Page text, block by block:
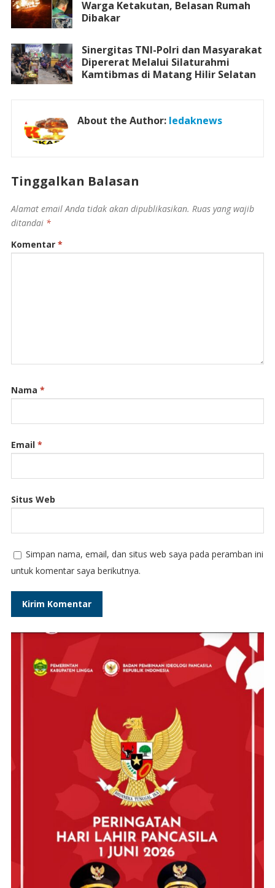
Warga Ketakutan, Belasan Rumah
Dibakar
Sinergitas TNI-Polri dan Masyarakat
Dipererat Melalui Silaturahmi
Kamtibmas di Matang Hilir Selatan
About the Author: ledaknews
Tinggalkan Balasan
Alamat email Anda tidak akan dipublikasikan. Ruas yang wajib
ditandai *
Komentar *
Nama *
Email *
Situs Web
Simpan nama, email, dan situs web saya pada peramban ini
untuk komentar saya berikutnya.